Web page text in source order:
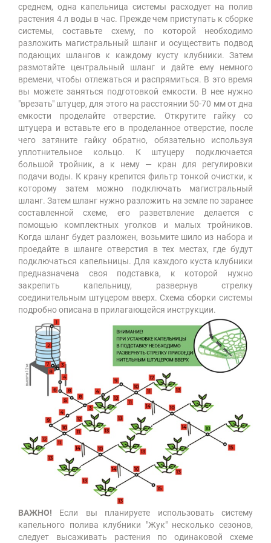
среднем, одна капельница системы расходует на полив
растения 4 л воды в час. Прежде чем приступать к сборке
системы, составьте схему, по которой необходимо
разложить магистральный шланг и осуществить подвод
подающих шлангов к каждому кусту клубники. Затем
размотайте центральный шланг и дайте ему немного
времени, чтобы отлежаться и распрямиться. В это время
вы можете заняться подготовкой емкости. В нее нужно
"врезать" штуцер, для этого на расстоянии 50-70 мм от дна
емкости проделайте отверстие. Открутите гайку со
штуцера и вставьте его в проделанное отверстие, после
чего затяните гайку обратно, обязательно используя
уплотнительное кольцо. К штуцеру подключается
большой тройник, а к нему — кран для регулировки
подачи воды. К крану крепится фильтр тонкой очистки, к
которому затем можно подключать магистральный
шланг. Затем шланг нужно разложить на земле по заранее
составленной схеме, его разветвление делается с
помощью комплектных уголков и малых тройников.
Когда шланг будет разложен, возьмите шило из набора и
проедайте в шланге отверстия в тех местах, где будут
подключаться капельницы. Для каждого куста клубники
предназначена своя подставка, к которой нужно
закрепить капельницу, развернув стрелку
соединительным штуцером вверх. Схема сборки системы
подробно описана в прилагающейся инструкции.
ВАЖНО! Если вы планируете использовать систему
капельного полива клубники "Жук" несколько сезонов,
следует высаживать растения по одинаковой схеме